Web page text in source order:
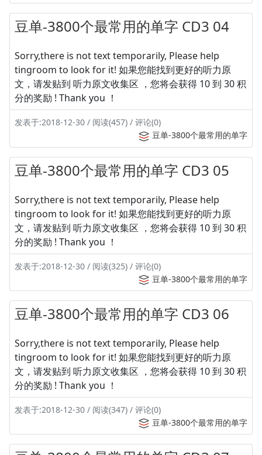
豆单-3800个最常用的单字 CD3 04
Sorry,there is not text temporarily, Please help
tingroom to look for it! 如果您能找到更好的听力原
文，请发贴到 听力原文收集区 ，您将会获得 10 到 30 积
分的奖励 ! Thank you ！
发表于:2018-12-30 / 阅读(457) / 评论(0)
豆单-3800个最常用的单字
豆单-3800个最常用的单字 CD3 05
Sorry,there is not text temporarily, Please help
tingroom to look for it! 如果您能找到更好的听力原
文，请发贴到 听力原文收集区 ，您将会获得 10 到 30 积
分的奖励 ! Thank you ！
发表于:2018-12-30 / 阅读(325) / 评论(0)
豆单-3800个最常用的单字
豆单-3800个最常用的单字 CD3 06
Sorry,there is not text temporarily, Please help
tingroom to look for it! 如果您能找到更好的听力原
文，请发贴到 听力原文收集区 ，您将会获得 10 到 30 积
分的奖励 ! Thank you ！
发表于:2018-12-30 / 阅读(347) / 评论(0)
豆单-3800个最常用的单字